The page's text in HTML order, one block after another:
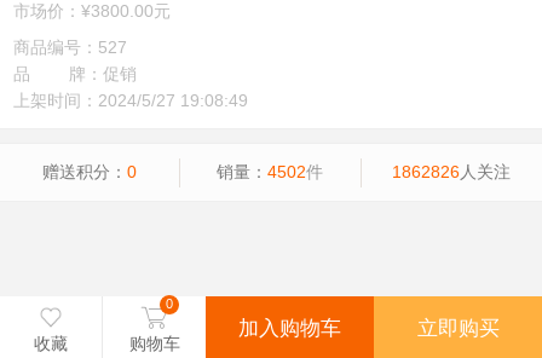
市场价：¥3800.00元
商品编号：527
品 牌：促销
上架时间：2024/5/27 19:08:49
赠送积分：0 销量：4502件 1862826人关注
收藏

0
购物车